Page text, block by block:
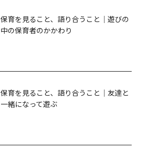
保育を見ること、語り合うこと｜遊びの
中の保育者のかかわり
保育を見ること、語り合うこと｜友達と
一緒になって遊ぶ